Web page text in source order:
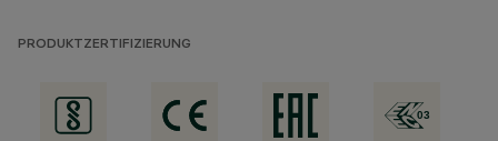
PRODUKTZERTIFIZIERUNG